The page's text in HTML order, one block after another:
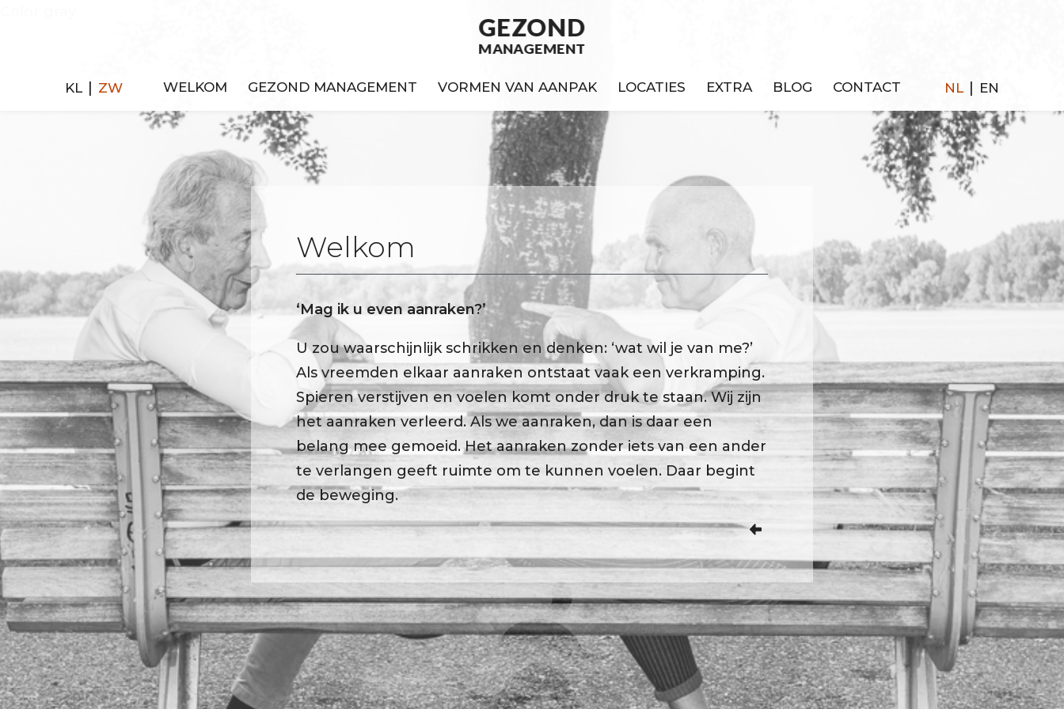
GEZOND
MANAGEMENT
KL | ZW WELKOM GEZOND MANAGEMENT VORMEN VAN AANPAK LOCATIES EXTRA BLOG CONTACT NL | EN
Welkom
‘Mag ik u even aanraken?’
U zou waarschijnlijk schrikken en denken: ‘wat wil je van me?’
Als vreemden elkaar aanraken ontstaat vaak een verkramping.
Spieren verstijven en voelen komt onder druk te staan. Wij zijn
het aanraken verleerd. Als we aanraken, dan is daar een
belang mee gemoeid. Het aanraken zonder iets van een ander
te verlangen geeft ruimte om te kunnen voelen. Daar begint
de beweging.